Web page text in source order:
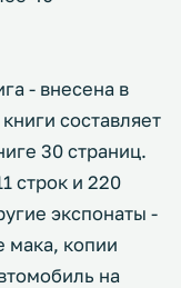
- внесена в
составляет
30 страниц.
строк и 220
экспонаты -
мака, копии
на